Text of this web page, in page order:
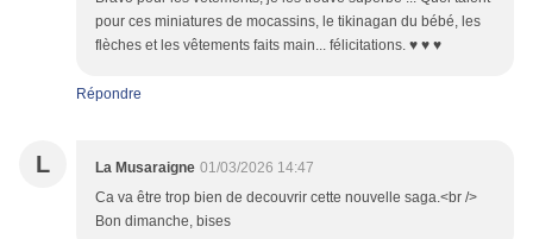
pour ces miniatures de mocassins, le tikinagan du bébé, les
flèches et les vêtements faits main... félicitations. ♥ ♥ ♥
Répondre
L La Musaraigne 01/03/2026 14:47
Ca va être trop bien de decouvrir cette nouvelle saga.<br />
Bon dimanche, bises